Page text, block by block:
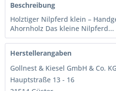
Beschreibung
Holztiger Nilpferd klein –
Ahornholz Das kleine Nilpferd...
Herstellerangaben
Gollnest & Kiesel GmbH & Co. KG
Hauptstraße 13 - 16